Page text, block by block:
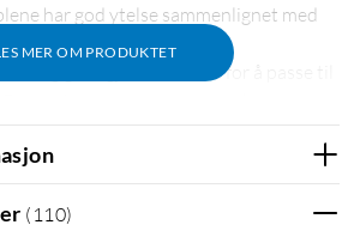
MER OM PRODUKTET
har god ytelse sammenlignet med
High-End-kabler.
og godt gjennomtenkt for å passe til
Fi-utstyr. Blue Conn – pure signal
( 110)